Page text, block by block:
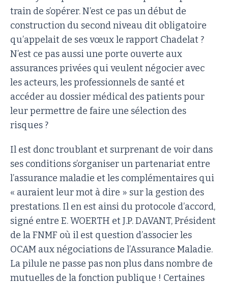
train de s’opérer. N’est ce pas un début de
construction du second niveau dit obligatoire
qu’appelait de ses vœux le rapport Chadelat ?
N’est ce pas aussi une porte ouverte aux
assurances privées qui veulent négocier avec
les acteurs, les professionnels de santé et
accéder au dossier médical des patients pour
leur permettre de faire une sélection des
risques ?
Il est donc troublant et surprenant de voir dans
ses conditions s’organiser un partenariat entre
l’assurance maladie et les complémentaires qui
« auraient leur mot à dire » sur la gestion des
prestations. Il en est ainsi du protocole d’accord,
signé entre E. WOERTH et J.P. DAVANT, Président
de la FNMF où il est question d’associer les
OCAM aux négociations de l’Assurance Maladie.
La pilule ne passe pas non plus dans nombre de
mutuelles de la fonction publique ! Certaines